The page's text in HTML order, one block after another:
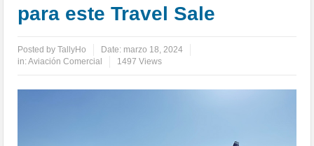
para este Travel Sale
Posted byTallyHo Date: marzo 18, 2024
in:Aviación Comercial 1497 Views